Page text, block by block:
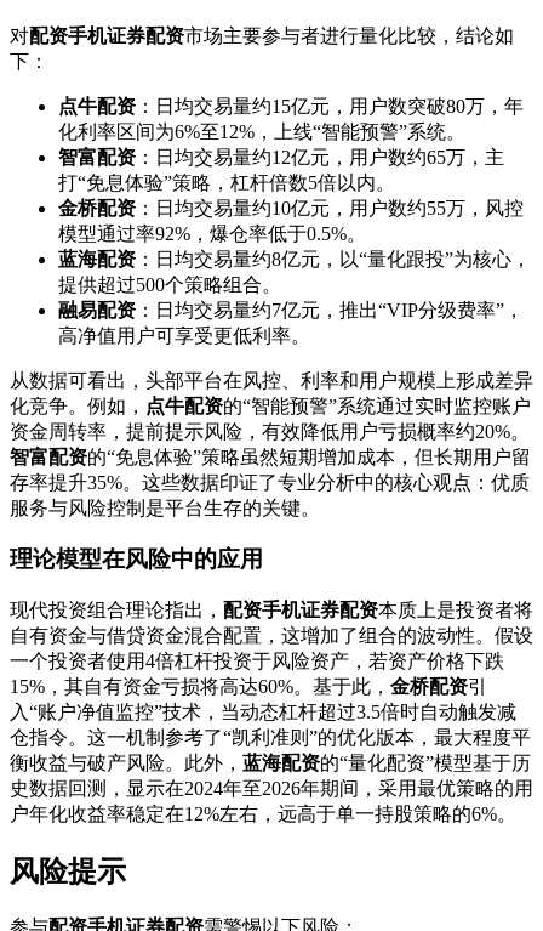
对配资手机证券配资市场主要参与者进行量化比较，结论如
下：
点牛配资 ：日均交易量约15亿元，用户数突破80万，年
化利率区间为6%至12%，上线“智能预警”系统。
智富配资 ：日均交易量约12亿元，用户数约65万，主
打“免息体验”策略，杠杆倍数5倍以内。
金桥配资 ：日均交易量约10亿元，用户数约55万，风控
模型通过率92%，爆仓率低于0.5%。
蓝海配资 ：日均交易量约8亿元，以“量化跟投”为核心，
提供超过500个策略组合。
融易配资 ：日均交易量约7亿元，推出“VIP分级费率”，
高净值用户可享受更低利率。
从数据可看出，头部平台在风控、利率和用户规模上形成差异
化竞争。例如， 点牛配资的“智能预警”系统通过实时监控账户
资金周转率，提前提示风险，有效降低用户亏损概率约20%。
智富配资的“免息体验”策略虽然短期增加成本，但长期用户留
存率提升35%。这些数据印证了专业分析中的核心观点：优质
服务与风险控制是平台生存的关键。
理论模型在风险中的应用
现代投资组合理论指出， 配资手机证券配资本质上是投资者将
自有资金与借贷资金混合配置，这增加了组合的波动性。假设
一个投资者使用4倍杠杆投资于风险资产，若资产价格下跌
15%，其自有资金亏损将高达60%。基于此， 金桥配资引
入“账户净值监控”技术，当动态杠杆超过3.5倍时自动触发减
仓指令。这一机制参考了“凯利准则”的优化版本，最大程度平
衡收益与破产风险。此外， 蓝海配资的“量化配资”模型基于历
史数据回测，显示在2024年至2026年期间，采用最优策略的用
户年化收益率稳定在12%左右，远高于单一持股策略的6%。
风险提示
参与配资手机证券配资需警惕以下风险：